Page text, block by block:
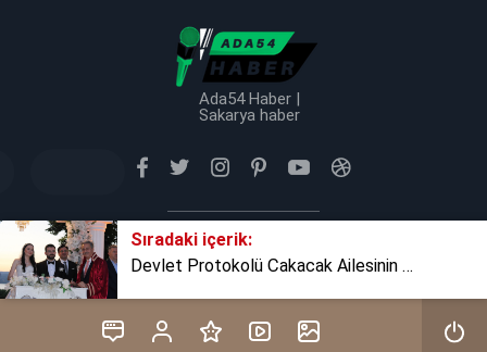
Sıradaki içerik:
Devlet Protokolü Çakacak Ailesinin mutlu gününde buluştu
Ada54 Haber |
Sakarya haber
Tüm Hakkı Saklıdır © 2025 TB Haber Medya